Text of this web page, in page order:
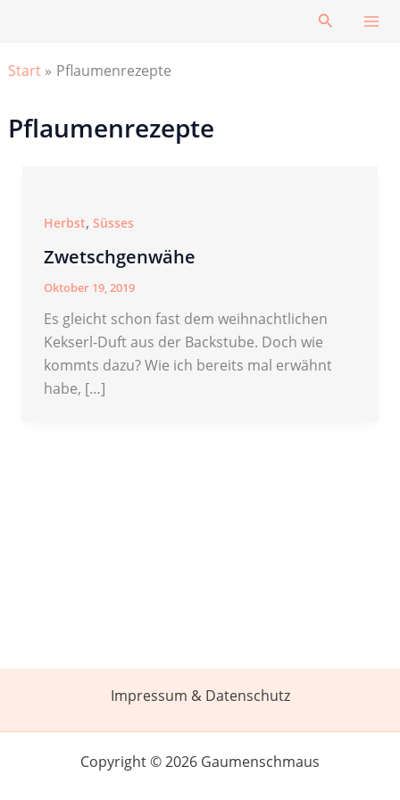
Suchen
Start Pflaumenrezepte
Pflaumenrezepte
Herbst, Süsses
Zwetschgenwähe
Oktober 19, 2019
Es gleicht schon fast dem weihnachtlichen
Kekserl-Duft aus der Backstube. Doch wie
kommts dazu? Wie ich bereits mal erwähnt
habe, […]
Impressum & Datenschutz
Copyright © 2026 Gaumenschmaus